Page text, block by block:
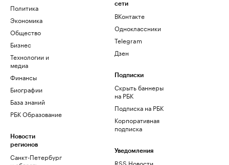
Политика
Экономика
Общество
Бизнес
Технологии и
медиа
Финансы
Биографии
База знаний
РБК Образование
Новости
регионов
Санкт-Петербург
сети
ВКонтакте
Одноклассники
Telegram
Дзен
Подписки
Скрыть баннеры
на РБК
Подписка на РБК
Корпоративная
подписка
Уведомления
RSS Новости